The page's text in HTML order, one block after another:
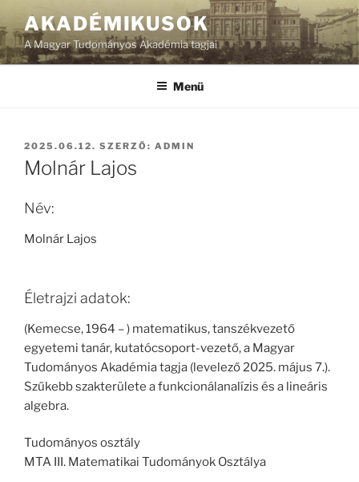
AKADÉMIKUSOK
A Magyar Tudományos Akadémia tagjai
Menü
BEKÜLDVE:
2025.06.12. SZERZŐ: ADMIN
Molnár Lajos
Név:
Molnár Lajos
Életrajzi adatok:
(Kemecse, 1964 – ) matematikus, tanszékvezető
egyetemi tanár, kutatócsoport-vezető, a Magyar
Tudományos Akadémia tagja (levelező 2025. május 7.).
Szűkebb szakterülete a funkcionálanalízis és a lineáris
algebra.
Tudományos osztály
MTA III. Matematikai Tudományok Osztálya